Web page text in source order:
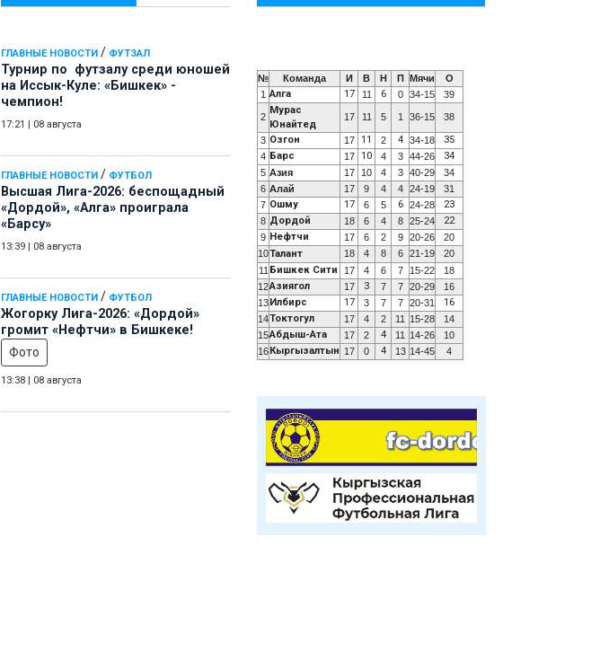
ГЛАВНЫЕ НОВОСТИ / ФУТЗАЛ
Турнир по футзалу среди юношей
на Иссык-Куле: «Бишкек» -
чемпион!
17:21 08 августа
ГЛАВНЫЕ НОВОСТИ / ФУТБОЛ
Высшая Лига-2026: беспощадный
«Дордой», «Алга» проиграла
«Барсу»
13:39 08 августа
ГЛАВНЫЕ НОВОСТИ / ФУТБОЛ
Жогорку Лига-2026: «Дордой»
громит «Нефтчи» в Бишкеке!
Фото
13:38 08 августа
№ Команда И В Н П Мячи
О
1 Алга 17 11 6 0 34-15 39
2
Мурас
Юнайтед
17 11 5 1 36-15 38
3 Озгон 17 11 2 4 34-18 35
4 Барс 17 10 4 3 44-26 34
5 Азия 17 10 4 3 40-29
34
6 Алай 17 9 4 4 24-19
31
7 Ошму 17 6 5 6 24-28 23
8 Дордой 18 6 4 8 25-24 22
9 Нефтчи 17 6 2 9 20-26
20
10Талант 18 4 8 6 21-19
20
11 Бишкек Сити 17 4 6 7 15-22
18
12Азиягол 17 3 7 7 20-29
16
13 Илбирс 17 3 7 7 20-31 16
14Токтогул 17 4 2 11 15-28
14
15Абдыш-Ата 17 2 4 11 14-26
10
16 Кыргызалтын 17 0 4 13 14-45 4